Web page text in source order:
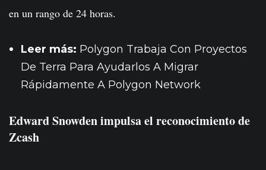
en un rango de 24 horas.
Leer más: Polygon Trabaja Con Proyectos
De Terra Para Ayudarlos A Migrar
Rápidamente A Polygon Network
Edward Snowden impulsa el reconocimiento de
Zcash